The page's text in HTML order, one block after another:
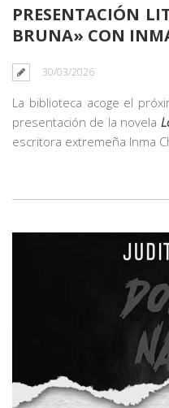
PRESENTACIÓN
BRUNA» CON
30/03/2026
La biblioteca acoge el
presentación de la novela
escritora extremeña Inma